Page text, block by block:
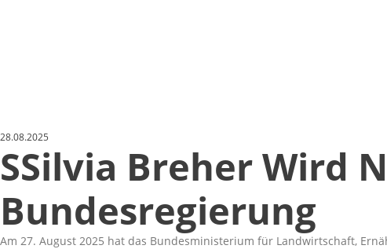
28.08.2025
SSilvia Breher Wird
Bundesregierung
Am 27. August 2025 hat das Bundesministerium für Landwirtschaft,